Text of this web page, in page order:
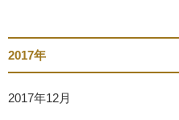
2017年
2017年12月